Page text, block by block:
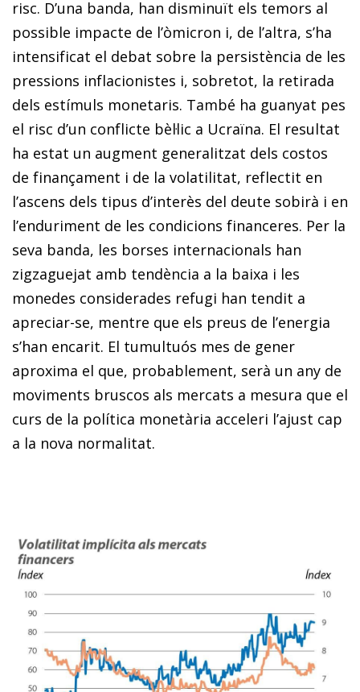
risc. D’una banda, han disminuït els temors al
possible impacte de l’òmicron i, de l’altra, s’ha
intensificat el debat sobre la persistència de les
pressions inflacionistes i, sobretot, la retirada
dels estímuls monetaris. També ha guanyat pes
el risc d’un conflicte bèl·lic a Ucraïna. El resultat
ha estat un augment generalitzat dels costos
de finançament i de la volatilitat, reflectit en
l’ascens dels tipus d’interès del deute sobirà i en
l’enduriment de les condicions financeres. Per la
seva banda, les borses internacionals han
zigzaguejat amb tendència a la baixa i les
monedes considerades refugi han tendit a
apreciar-se, mentre que els preus de l’energia
s’han encarit. El tumultuós mes de gener
aproxima el que, probablement, serà un any de
moviments bruscos als mercats a mesura que el
curs de la política monetària acceleri l’ajust cap
a la nova normalitat.